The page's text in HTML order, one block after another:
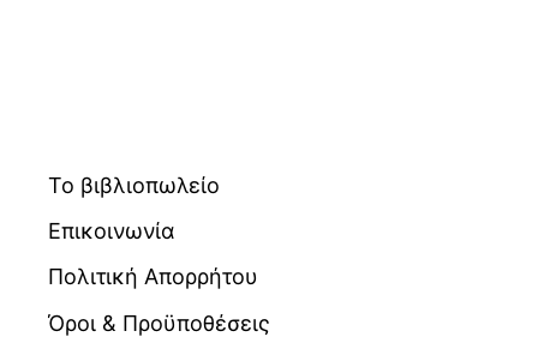
Το βιβλιοπωλείο
Επικοινωνία
Πολιτική Απορρήτου
Όροι & Προϋποθέσεις